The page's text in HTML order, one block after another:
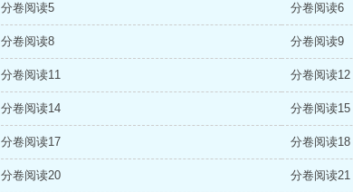
分卷阅读5 分卷阅读6
分卷阅读8 分卷阅读9
分卷阅读11 分卷阅读12
分卷阅读14 分卷阅读15
分卷阅读17 分卷阅读18
分卷阅读20 分卷阅读21